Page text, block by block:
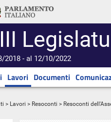
2018 - al 12/10/2022
Lavori Documenti
> Lavori > Resoconti > Resoconti